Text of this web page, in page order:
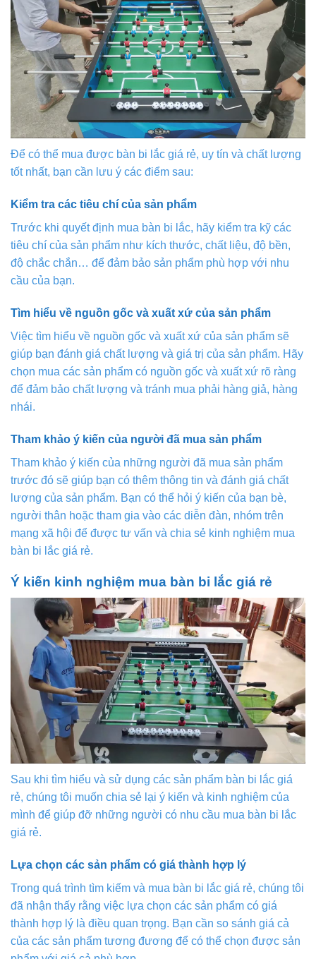
Để có thể mua được bàn bi lắc giá rẻ, uy tín và chất lượng
tốt nhất, bạn cần lưu ý các điểm sau:
Kiểm tra các tiêu chí của sản phẩm
Trước khi quyết định mua bàn bi lắc, hãy kiểm tra kỹ các
tiêu chí của sản phẩm như kích thước, chất liệu, độ bền,
độ chắc chắn… để đảm bảo sản phẩm phù hợp với nhu
cầu của bạn.
Tìm hiểu về nguồn gốc và xuất xứ của sản phẩm
Việc tìm hiểu về nguồn gốc và xuất xứ của sản phẩm sẽ
giúp bạn đánh giá chất lượng và giá trị của sản phẩm. Hãy
chọn mua các sản phẩm có nguồn gốc và xuất xứ rõ ràng
để đảm bảo chất lượng và tránh mua phải hàng giả, hàng
nhái.
Tham khảo ý kiến của người đã mua sản phẩm
Tham khảo ý kiến của những người đã mua sản phẩm
trước đó sẽ giúp bạn có thêm thông tin và đánh giá chất
lượng của sản phẩm. Bạn có thể hỏi ý kiến của bạn bè,
người thân hoặc tham gia vào các diễn đàn, nhóm trên
mạng xã hội để được tư vấn và chia sẻ kinh nghiệm mua
bàn bi lắc giá rẻ.
Ý kiến kinh nghiệm mua bàn bi lắc giá rẻ
Sau khi tìm hiểu và sử dụng các sản phẩm bàn bi lắc giá
rẻ, chúng tôi muốn chia sẻ lại ý kiến và kinh nghiệm của
mình để giúp đỡ những người có nhu cầu mua bàn bi lắc
giá rẻ.
Lựa chọn các sản phẩm có giá thành hợp lý
Trong quá trình tìm kiếm và mua bàn bi lắc giá rẻ, chúng tôi
đã nhận thấy rằng việc lựa chọn các sản phẩm có giá
thành hợp lý là điều quan trọng. Bạn cần so sánh giá cả
của các sản phẩm tương đương để có thể chọn được sản